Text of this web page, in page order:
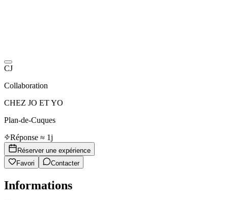
CJ
Collaboration
CHEZ JO ET YO
Plan-de-Cuques
Réponse ≈ 1j
Réserver une expérience
Favori
Contacter
Informations